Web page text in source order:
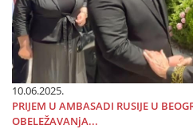
10.06.2025.
PRIЈEM U AMBASADI RUSIЈE U
OBELEŽAVANjA...